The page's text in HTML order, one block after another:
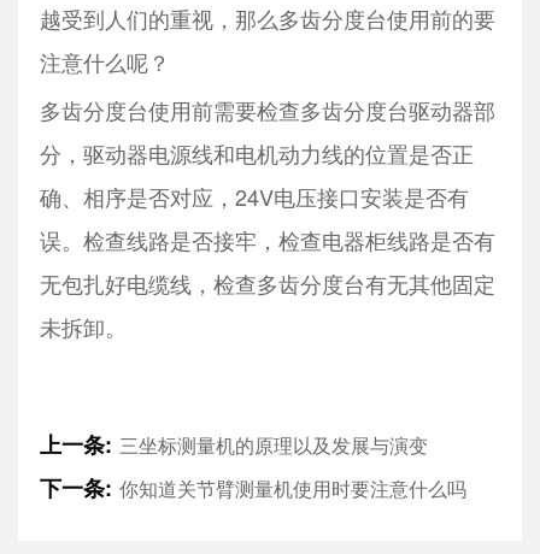
越受到人们的重视，那么多齿分度台使用前的要
注意什么呢？
多齿分度台使用前需要检查多齿分度台驱动器部
分，驱动器电源线和电机动力线的位置是否正
确、相序是否对应，24V电压接口安装是否有
误。检查线路是否接牢，检查电器柜线路是否有
无包扎好电缆线，检查多齿分度台有无其他固定
未拆卸。
上一条: 三坐标测量机的原理以及发展与演变
下一条: 你知道关节臂测量机使用时要注意什么吗